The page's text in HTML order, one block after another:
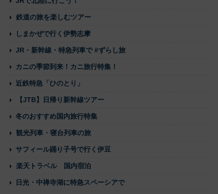
鉄道の旅を楽しむツアー
しまかぜで行く伊勢志摩
JR・新幹線・特急列車で #ずらし旅
カニの季節到来！カニ旅行特集！
近鉄特急「ひのとり」
【JTB】日帰り新幹線ツアー
冬のおすすめ国内旅行特集
観光列車・寝台列車の旅
サフィール踊り子号で行く伊豆
楽天トラベル 国内宿泊
日光・中禅寺湖に特急スペーシアで